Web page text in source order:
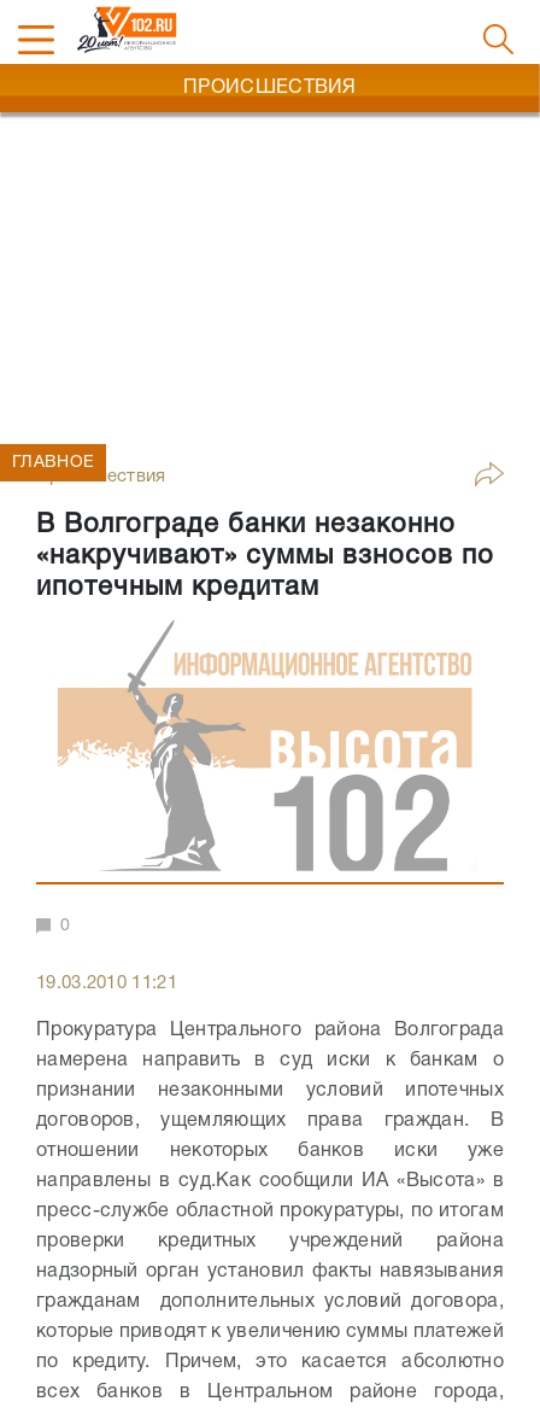
ПРОИСШЕСТВИЯ
Происшествия
В Волгограде банки незаконно
«накручивают» суммы взносов по
ипотечным кредитам
ГЛАВНОЕ
0
19.03.2010 11:21
Прокуратура Центрального района Волгограда
намерена направить в суд иски к банкам о
признании незаконными условий ипотечных
договоров, ущемляющих права граждан. В
отношении некоторых банков иски уже
направлены в суд. Как сообщили ИА «Высота» в
пресс-службе областной прокуратуры, по итогам
проверки кредитных учреждений района
надзорный орган установил факты навязывания
гражданам дополнительных условий договора,
которые приводят к увеличению суммы платежей
по кредиту. Причем, это касается абсолютно
всех банков в Центральном районе города,